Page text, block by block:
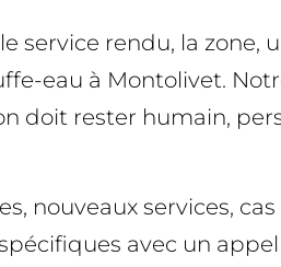
service rendu, la zone,
eau à Montolivet.
doit rester humain,
nouveaux services, cas
avec un appel